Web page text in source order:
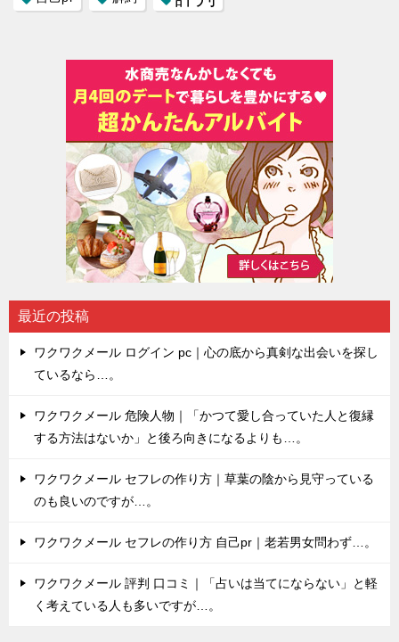
最近の投稿
ワクワクメール ログイン pc｜心の底から真剣な出会いを探し
ているなら…。
ワクワクメール 危険人物｜「かつて愛し合っていた人と復縁
する方法はないか」と後ろ向きになるよりも…。
ワクワクメール セフレの作り方｜草葉の陰から見守っている
のも良いのですが…。
ワクワクメール セフレの作り方 自己pr｜老若男女問わず…。
ワクワクメール 評判 口コミ｜「占いは当てにならない」と軽
く考えている人も多いですが…。